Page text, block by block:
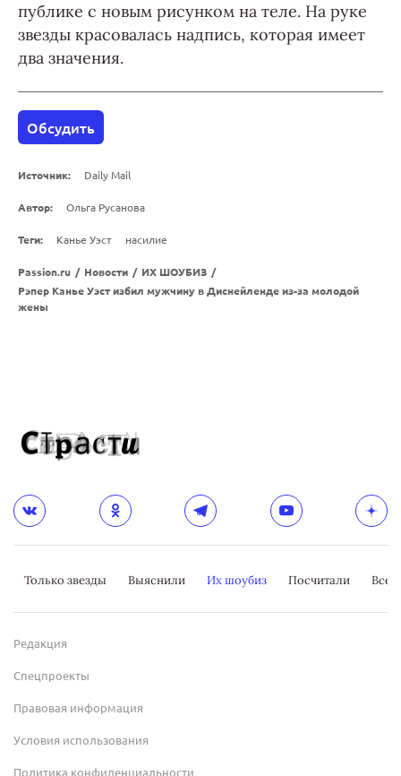
публике с новым рисунком на теле. На руке
звезды красовалась надпись, которая имеет
два значения.
Обсудить
Источник: Daily Mail
Автор: Ольга Русанова
Теги: Канье Уэст насилие
Passion.ru / Новости / ИХ ШОУБИЗ /
Рэпер Канье Уэст избил мужчину в Диснейленде из-за молодой
жены
Только звезды Выяснили Их шоубиз Посчитали
Редакция
Спецпроекты
Правовая информация
Условия использования
Политика конфиденциальности